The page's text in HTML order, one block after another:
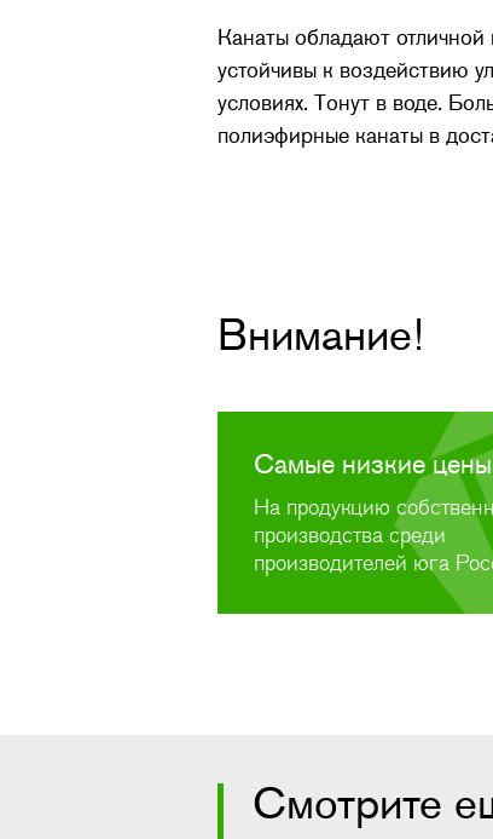
Канаты обладают
устойчивы к воздействию
условиях. Тонут в воде.
полиэфирные канаты в
Внимание!
Самые низкие цены
На продукцию
производства среди
производителей юга
Смотрите